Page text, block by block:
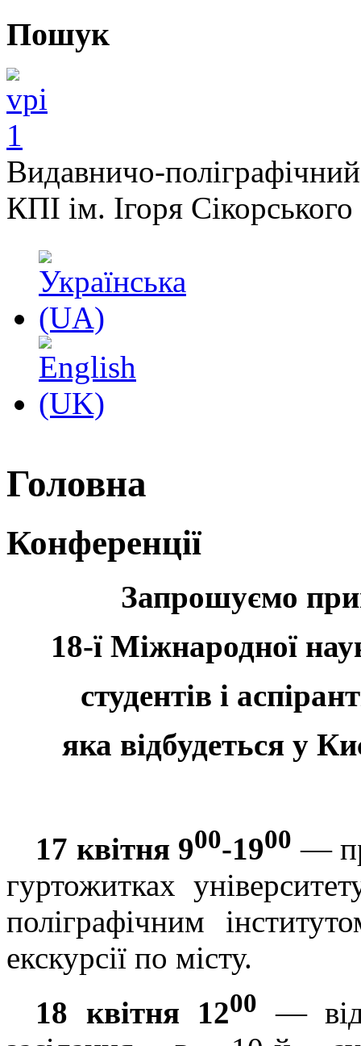
Пошук
Видавничо-
КПІ ім. Ігоря Сікорського
Головна
Конференції
Запрошуємо
18-ї Міжнародної
студентів і
яка відбудеться у
17 квітня 900-1900 —
гуртожитках
поліграфічним
екскурсії по місту.
18 квітня 1200 —